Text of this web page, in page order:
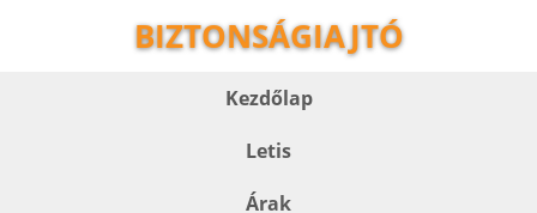
BIZTONSÁGIAJTÓ
Kezdőlap
Letis
Árak